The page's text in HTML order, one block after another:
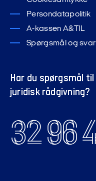
Persondatapolitik
A-kassen A&TIL
Spørgsmål og svar
Har du spørgsmål
juridisk rådgivning?
32 96